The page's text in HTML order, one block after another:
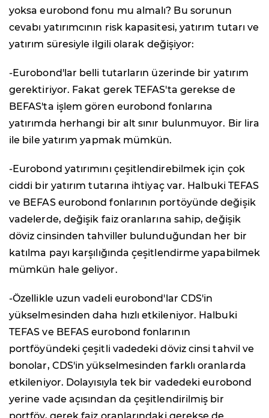
yoksa eurobond fonu mu almalı? Bu sorunun
cevabı yatırımcının risk kapasitesi, yatırım tutarı ve
yatırım süresiyle ilgili olarak değişiyor:
-Eurobond'lar belli tutarların üzerinde bir yatırım
gerektiriyor. Fakat gerek TEFAS'ta gerekse de
BEFAS'ta işlem gören eurobond fonlarına
yatırımda herhangi bir alt sınır bulunmuyor. Bir lira
ile bile yatırım yapmak mümkün.
-Eurobond yatırımını çeşitlendirebilmek için çok
ciddi bir yatırım tutarına ihtiyaç var. Halbuki TEFAS
ve BEFAS eurobond fonlarının portöyünde değişik
vadelerde, değişik faiz oranlarına sahip, değişik
döviz cinsinden tahviller bulunduğundan her bir
katılma payı karşılığında çeşitlendirme yapabilmek
mümkün hale geliyor.
-Özellikle uzun vadeli eurobond'lar CDS'in
yükselmesinden daha hızlı etkileniyor. Halbuki
TEFAS ve BEFAS eurobond fonlarının
portföyündeki çeşitli vadedeki döviz cinsi tahvil ve
bonolar, CDS'in yükselmesinden farklı oranlarda
etkileniyor. Dolayısıyla tek bir vadedeki eurobond
yerine vade açısından da çeşitlendirilmiş bir
portföy, gerek faiz oranlarındaki gerekse de